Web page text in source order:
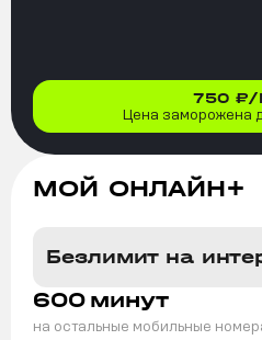
750 ₽/
Цена заморожена
МОЙ ОНЛАЙН+
Безлимит на
600 минут
на остальные мобильные